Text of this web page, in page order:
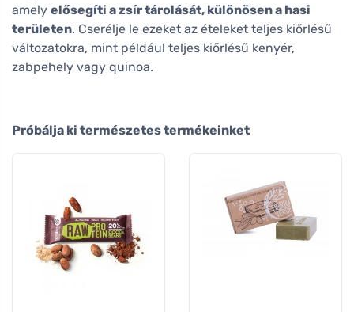
amely elősegíti a zsír tárolását, különösen a hasi
területen. Cserélje le ezeket az ételeket teljes kiőrlésű
változatokra, mint például teljes kiőrlésű kenyér,
zabpehely vagy quinoa.
Próbálja ki természetes termékeinket